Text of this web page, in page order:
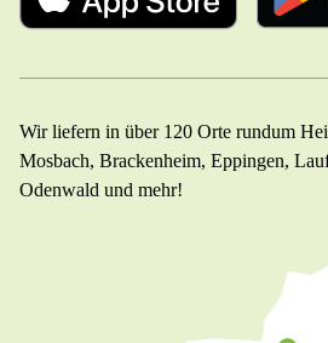
Wir liefern in über 120 Orte rundum
Mosbach, Brackenheim, Eppingen,
Odenwald und mehr!